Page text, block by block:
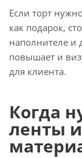
Если торт
как подарок,
наполнителе и
повышает и
для клиента.
Когда
ленты